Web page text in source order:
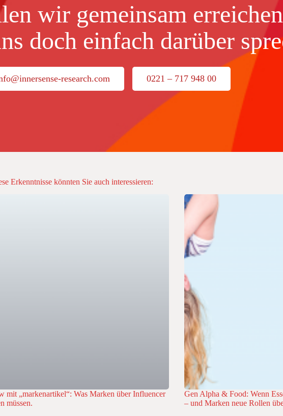
wir gemeinsam
doch einfach darüber
research.com 0221 – 717 948 00
Erkenntnisse könnten Sie auch interessieren:
mit „markenartikel“: Was Marken über Influencer
müssen.
Gen Alpha & Food: Wenn
– und Marken neue Rollen